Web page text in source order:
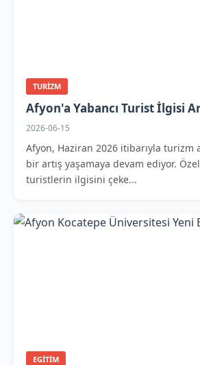
TURIZM
Afyon'a Yabancı Turist İlgisi
2026-06-15
Afyon, Haziran 2026 itibarıyla turizm
bir artış yaşamaya devam ediyor.
turistlerin ilgisini çeke...
EGITIM